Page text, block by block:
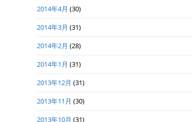
2014年4月 (30)
2014年3月 (31)
2014年2月 (28)
2014年1月 (31)
2013年12月 (31)
2013年11月 (30)
2013年10月 (31)